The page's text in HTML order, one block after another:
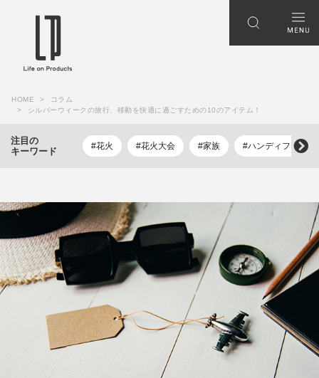
HOME
コラム
シルバーウィークの旅行、移動を快適に過ごすための10のアイテム！
注目の
キーワード
#花火 #花火大会 #家族 #ハンディファン